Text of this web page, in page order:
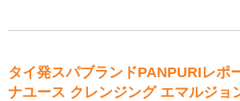
タイ発スパブランドPANPURIレポ
ナユース クレンジング エマルジョ